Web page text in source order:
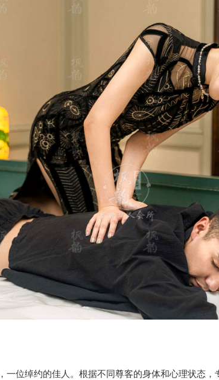
一位绰约的佳人。根据不同尊客的身体和心理状态